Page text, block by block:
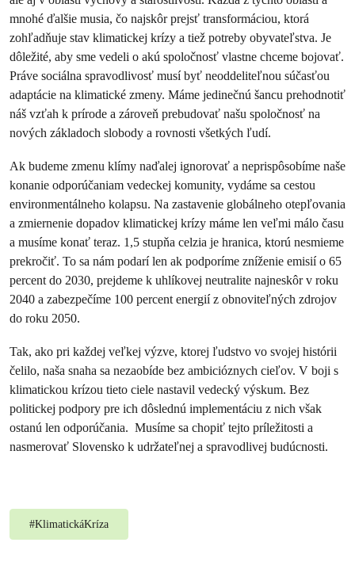
mnohé ďalšie musia, čo najskôr prejsť transformáciou, ktorá
zohľadňuje stav klimatickej krízy a tiež potreby obyvateľstva. Je
dôležité, aby sme vedeli o akú spoločnosť vlastne chceme bojovať.
Práve sociálna spravodlivosť musí byť neoddeliteľnou súčasťou
adaptácie na klimatické zmeny. Máme jedinečnú šancu prehodnotiť
náš vzťah k prírode a zároveň prebudovať našu spoločnosť na
nových základoch slobody a rovnosti všetkých ľudí.
Ak budeme zmenu klímy naďalej ignorovať a neprispôsobíme naše
konanie odporúčaniam vedeckej komunity, vydáme sa cestou
environmentálneho kolapsu. Na zastavenie globálneho otepľovania
a zmiernenie dopadov klimatickej krízy máme len veľmi málo času
a musíme konať teraz. 1,5 stupňa celzia je hranica, ktorú nesmieme
prekročiť. To sa nám podarí len ak podporíme zníženie emisií o 65
percent do 2030, prejdeme k uhlíkovej neutralite najneskôr v roku
2040 a zabezpečíme 100 percent energií z obnoviteľných zdrojov
do roku 2050.
Tak, ako pri každej veľkej výzve, ktorej ľudstvo vo svojej histórii
čelilo, naša snaha sa nezaobíde bez ambicióznych cieľov. V boji s
klimatickou krízou tieto ciele nastavil vedecký výskum. Bez
politickej podpory pre ich dôslednú implementáciu z nich však
ostanú len odporúčania. Musíme sa chopiť tejto príležitosti a
nasmerovať Slovensko k udržateľnej a spravodlivej budúcnosti.
#KlimatickáKríza